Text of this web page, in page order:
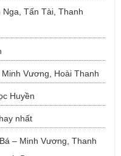
Tấn Tài, Thanh
Vương, Hoài Thanh
Huyền
nhất
– Minh Vương, Thanh